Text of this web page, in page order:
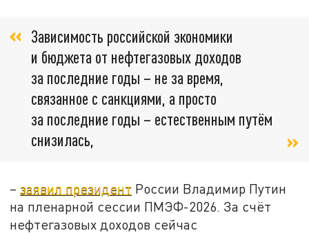
Зависимость российской экономики
и бюджета от нефтегазовых доходов
за последние годы – не за время,
связанное с санкциями, а просто
за последние годы – естественным путём
снизилась,
–заявил президент России Владимир Путин
на пленарной сессии ПМЭФ-2026. За счёт
нефтегазовых доходов сейчас